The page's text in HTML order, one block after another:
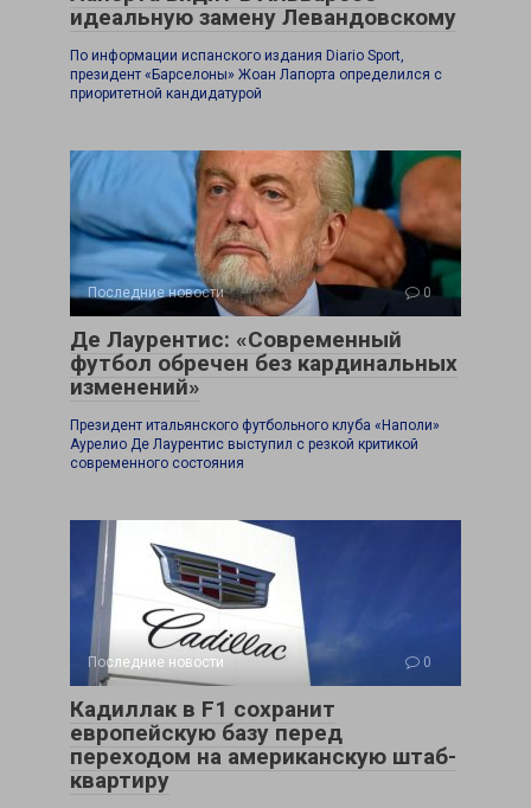
идеальную замену Левандовскому
По информации испанского издания Diario Sport,
президент «Барселоны» Жоан Лапорта определился с
приоритетной кандидатурой
Последние новости 0
Де Лаурентис: «Современный
футбол обречен без кардинальных
изменений»
Президент итальянского футбольного клуба «Наполи»
Аурелио Де Лаурентис выступил с резкой критикой
современного состояния
Последние новости 0
Кадиллак в F1 сохранит
европейскую базу перед
переходом на американскую штаб-
квартиру